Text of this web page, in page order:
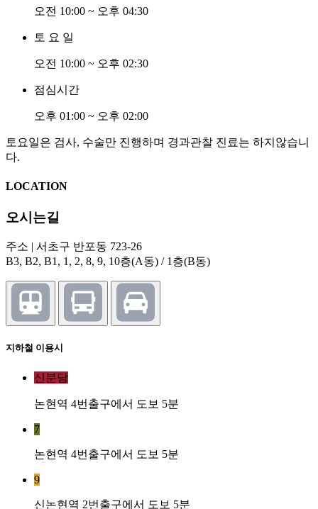
오전 10:00 ~ 오후 04:30
토 요 일
오전 10:00 ~ 오후 02:30
점심시간
오후 01:00 ~ 오후 02:00
토요일은 검사, 수술만 진행하며 경과관찰 진료는 하지않습니
다.
LOCATION
오시는길
주소 | 서초구 반포동 723-26
B3, B2, B1, 1, 2, 8, 9, 10층(A동) / 1층(B동)
지하철 이용시
신분당
논현역 4번출구에서 도보 5분
7
논현역 4번출구에서 도보 5분
9
신논현역 2번출구에서 도보 5분